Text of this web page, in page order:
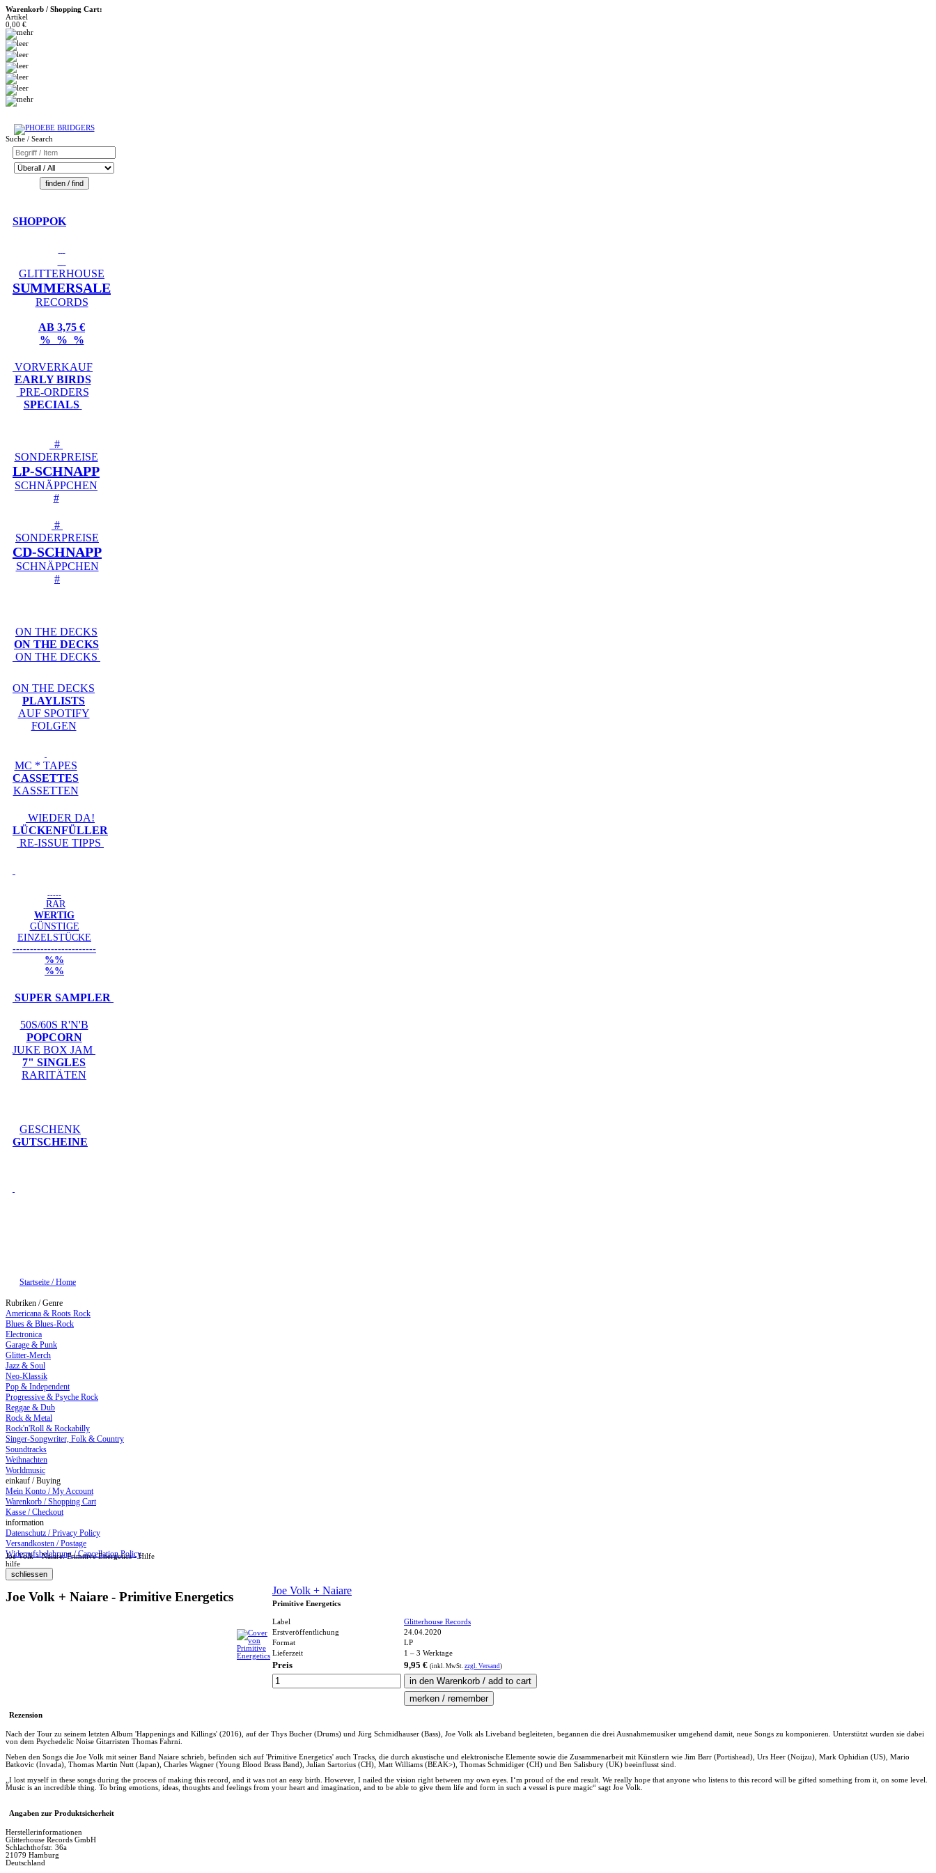
Warenkorb / Shopping Cart:
Artikel
0,00 €
Suche / Search
SHOPPOK
GLITTERHOUSE
SUMMERSALE
RECORDS
AB 3,75 €
% % %
VORVERKAUF
EARLY BIRDS
PRE-ORDERS
SPECIALS
#
SONDERPREISE
LP-SCHNAPP
SCHNÄPPCHEN
#
#
SONDERPREISE
CD-SCHNAPP
SCHNÄPPCHEN
#
ON THE DECKS
ON THE DECKS
ON THE DECKS
ON THE DECKS
PLAYLISTS
AUF SPOTIFY
FOLGEN
MC * TAPES
CASSETTES
KASSETTEN
WIEDER DA!
LÜCKENFÜLLER
RE-ISSUE TIPPS
-----
RAR
WERTIG
GÜNSTIGE
EINZELSTÜCKE
------------------------
%%
%%
SUPER SAMPLER
50S/60S R'N'B
POPCORN
JUKE BOX JAM
7" SINGLES
RARITÄTEN
GESCHENK
GUTSCHEINE
Startseite / Home
Rubriken / Genre
Americana & Roots Rock
Blues & Blues-Rock
Electronica
Garage & Punk
Glitter-Merch
Jazz & Soul
Neo-Klassik
Pop & Independent
Progressive & Psyche Rock
Reggae & Dub
Rock & Metal
Rock'n'Roll & Rockabilly
Singer-Songwriter, Folk & Country
Soundtracks
Weihnachten
Worldmusic
einkauf / Buying
Mein Konto / My Account
Warenkorb / Shopping Cart
Kasse / Checkout
information
Datenschutz / Privacy Policy
Versandkosten / Postage
Widerrufsbelehrung / Cancellation Policy
Joe Volk + Naiare: Primitive Energetics - Hilfe
hilfe
Joe Volk + Naiare - Primitive Energetics Joe Volk + Naiare
Primitive Energetics
Label
Glitterhouse Records
Erstveröffentlichung
24.04.2020
Format
LP
Lieferzeit
1 – 3 Werktage
Preis 9,95 € (inkl. MwSt. zzgl. Versand)
Rezension
Nach der Tour zu seinem letzten Album 'Happenings and Killings' (2016), auf der Thys Bucher (Drums) und Jürg Schmidhauser (Bass), Joe Volk als Liveband begleiteten, begannen die drei Ausnahmemusiker umgehend damit, neue Songs zu komponieren. Unterstützt wurden sie dabei
von dem Psychedelic Noise Gitarristen Thomas Fahrni.
Neben den Songs die Joe Volk mit seiner Band Naiare schrieb, befinden sich auf 'Primitive Energetics' auch Tracks, die durch akustische und elektronische Elemente sowie die Zusammenarbeit mit Künstlern wie Jim Barr (Portishead), Urs Heer (Noijzu), Mark Ophidian (US), Mario
Batkovic (Invada), Thomas Martin Nutt (Japan), Charles Wagner (Young Blood Brass Band), Julian Sartorius (CH), Matt Williams (BEAK>), Thomas Schmidiger (CH) und Ben Salisbury (UK) beeinflusst sind.
„I lost myself in these songs during the process of making this record, and it was not an easy birth. However, I nailed the vision right between my own eyes. I‘m proud of the end result. We really hope that anyone who listens to this record will be gifted something from it, on some level.
Music is an incredible thing. To bring emotions, ideas, thoughts and feelings from your heart and imagination, and to be able to give them life and form in such a vessel is pure magic“ sagt Joe Volk.
Angaben zur Produktsicherheit
Herstellerinformationen
Glitterhouse Records GmbH
Schlachthofstr. 36a
21079 Hamburg
Deutschland